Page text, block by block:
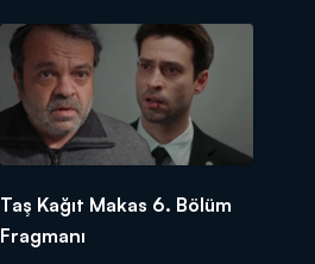
Taş Kağıt Makas 6. Bölüm
Fragmanı